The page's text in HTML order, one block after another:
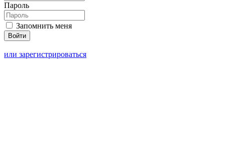
Пароль
Запомнить меня
или зарегистрироваться